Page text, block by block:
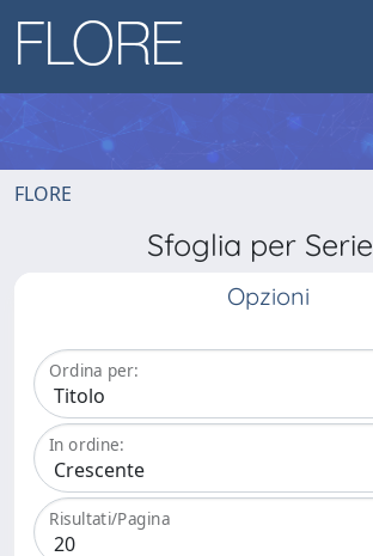
FLORE
Sfoglia per Serie
Opzioni
Ordina per:
In ordine:
Risultati/Pagina